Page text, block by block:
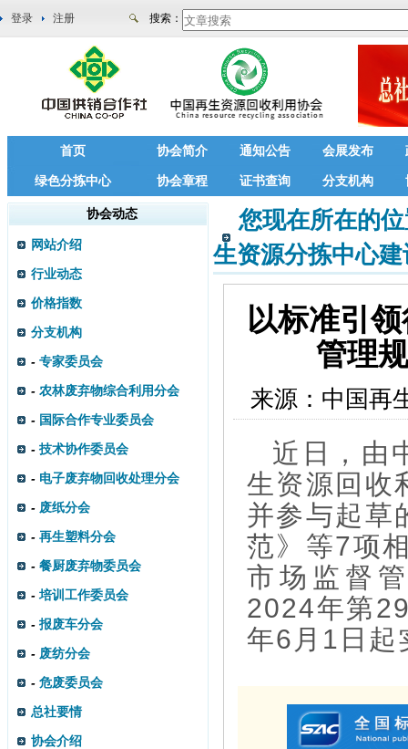
登录 注册 搜索：
首页 协会简介 通知公告 会展发布
绿色分拣中心 协会章程 证书查询 分支机构
协会动态
网站介绍
行业动态
价格指数
分支机构
- 专家委员会
- 农林废弃物综合利用分会
- 国际合作专业委员会
- 技术协作委员会
- 电子废弃物回收处理分会
- 废纸分会
- 再生塑料分会
- 餐厨废弃物委员会
-培训工作委员会
- 报废车分会
- 废纺分会
- 危废委员会
总社要情
协会介绍
您现在所在的
生资源分拣中心
以标准引
管理
来源： 中国再
近日，由
生资源回收
并参与起草
范》等7项
市场监督
2024年第
年6月1日起